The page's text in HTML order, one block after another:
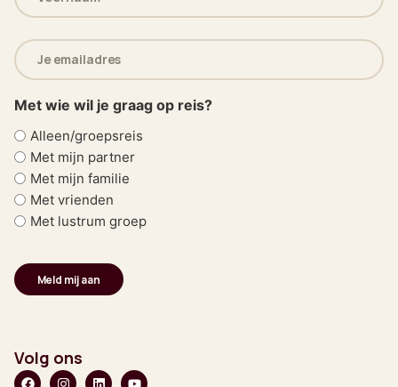
(Vereist)
E-
mailadres
(Vereist)
Met wie wil je graag op reis?
Alleen/groepsreis
Met mijn partner
Met mijn familie
Met vrienden
Met lustrum groep
Volg ons